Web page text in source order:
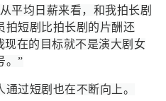
平均日薪来看，和我拍长剧
拍短剧比拍长剧的片酬还
现在的目标就不是演大剧女
。”
过短剧也在不断向上。